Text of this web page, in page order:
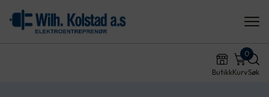
ButikkKurv
0
Søk